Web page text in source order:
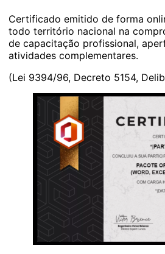
Certificado emitido de forma
todo território nacional na
de capacitação profissional,
atividades complementares.
(Lei 9394/96, Decreto 5154,